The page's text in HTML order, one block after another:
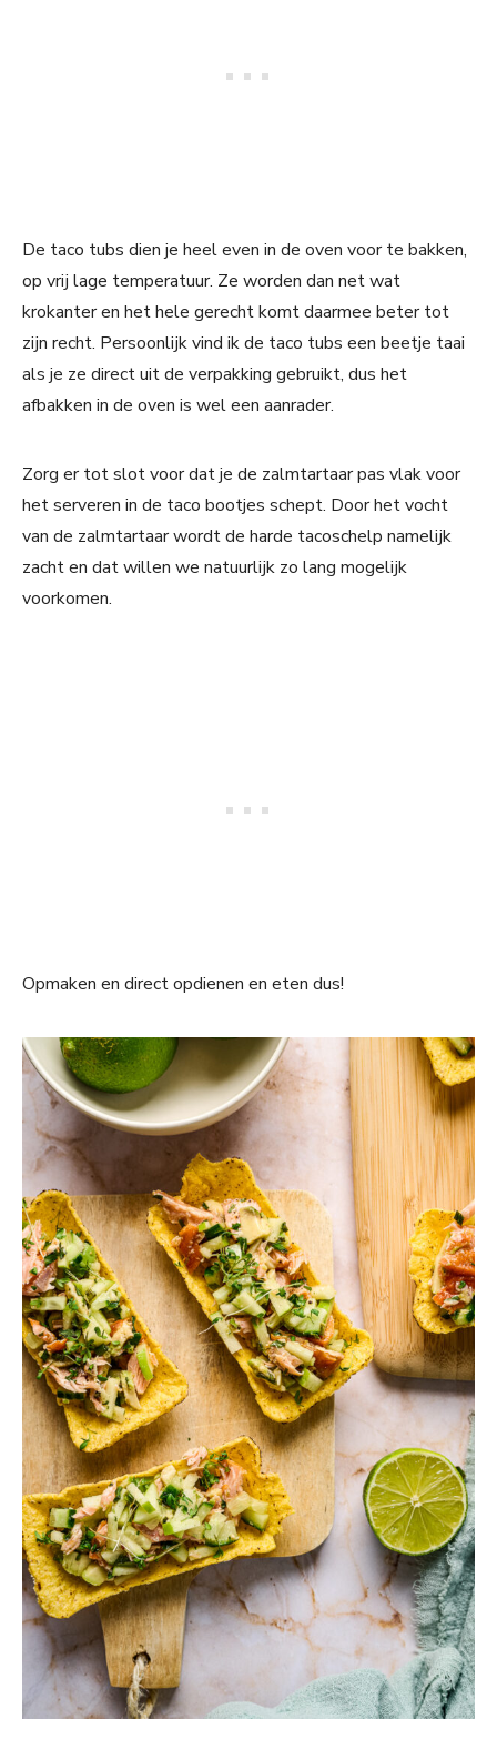
De taco tubs dien je heel even in de oven voor te bakken,
op vrij lage temperatuur. Ze worden dan net wat
krokanter en het hele gerecht komt daarmee beter tot
zijn recht. Persoonlijk vind ik de taco tubs een beetje taai
als je ze direct uit de verpakking gebruikt, dus het
afbakken in de oven is wel een aanrader.
Zorg er tot slot voor dat je de zalmtartaar pas vlak voor
het serveren in de taco bootjes schept. Door het vocht
van de zalmtartaar wordt de harde tacoschelp namelijk
zacht en dat willen we natuurlijk zo lang mogelijk
voorkomen.
Opmaken en direct opdienen en eten dus!